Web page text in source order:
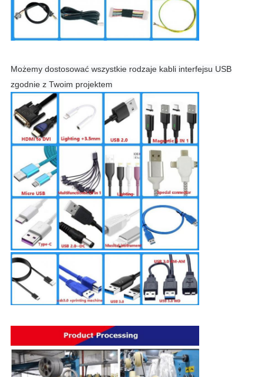
Możemy dostosować wszystkie rodzaje kabli interfejsu USB
zgodnie z Twoim projektem